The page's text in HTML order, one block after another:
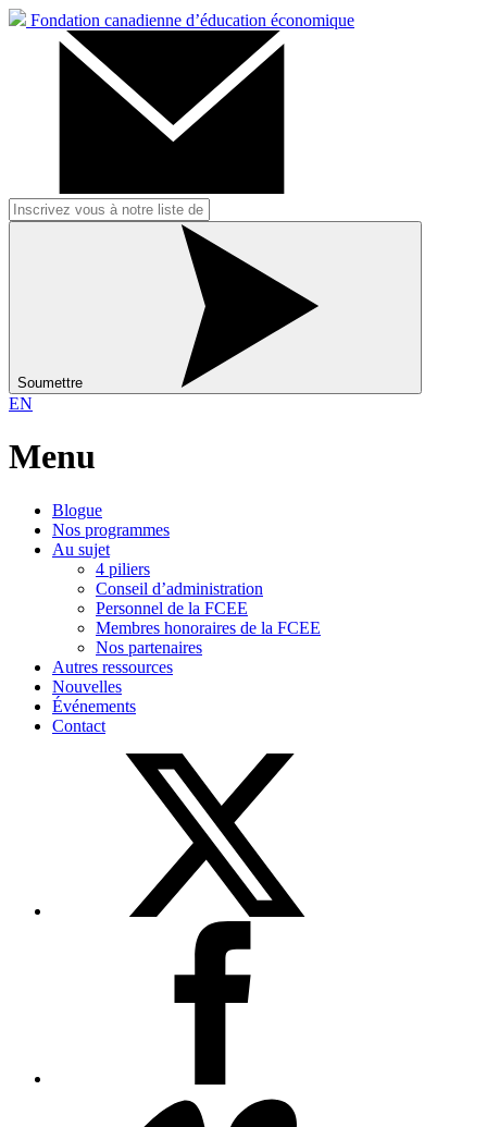
Fondation canadienne d’éducation économique
Soumettre
EN
Menu
Blogue
Nos programmes
Au sujet
4 piliers
Conseil d’administration
Personnel de la FCEE
Membres honoraires de la FCEE
Nos partenaires
Autres ressources
Nouvelles
Événements
Contact